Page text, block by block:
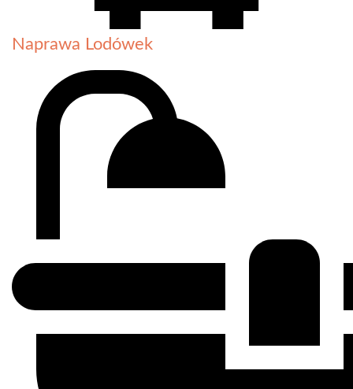
Naprawa Lodówek